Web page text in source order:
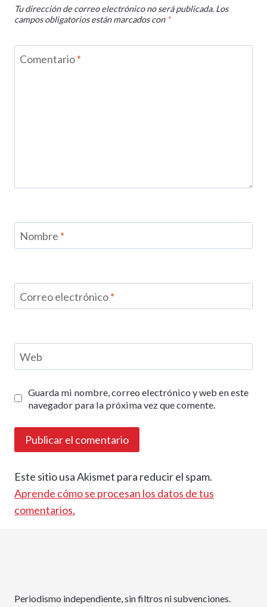
Tu dirección de correo electrónico no será publicada. Los
campos obligatorios están marcados con *
Comentario*
Nombre *
Correo electrónico*
Web
Guarda mi nombre, correo electrónico y web en este
navegador para la próxima vez que comente.
Este sitio usa Akismet para reducir el spam.
Aprende cómo se procesan los datos de tus
comentarios.
Periodismo independiente, sin filtros ni subvenciones.